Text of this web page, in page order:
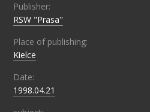
Publisher:
RSW "Prasa"
Place of publishing:
Kielce
Date:
1998.04.21